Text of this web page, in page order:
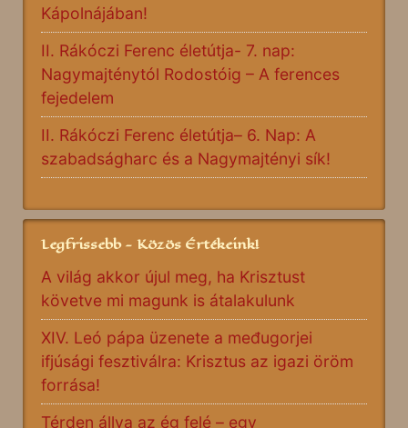
Kápolnájában!
II. Rákóczi Ferenc életútja- 7. nap:
Nagymajténytól Rodostóig – A ferences
fejedelem
II. Rákóczi Ferenc életútja– 6. Nap: A
szabadságharc és a Nagymajtényi sík!
Legfrissebb - Közös Értékeink!
A világ akkor újul meg, ha Krisztust
követve mi magunk is átalakulunk
XIV. Leó pápa üzenete a međugorjei
ifjúsági fesztiválra: Krisztus az igazi öröm
forrása!
Térden állva az ég felé – egy